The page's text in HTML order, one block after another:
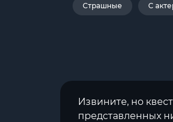
Страшные С
Извините, но
представленных